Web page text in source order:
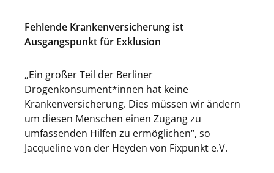
Fehlende Krankenversicherung ist
Ausgangspunkt für Exklusion
„Ein großer Teil der Berliner
Drogenkonsument*innen hat keine
Krankenversicherung. Dies müssen wir ändern
um diesen Menschen einen Zugang zu
umfassenden Hilfen zu ermöglichen“, so
Jacqueline von der Heyden von Fixpunkt e.V.